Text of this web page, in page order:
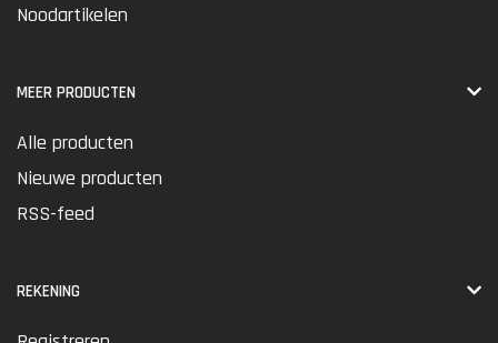
Noodartikelen
MEER PRODUCTEN
Alle producten
Nieuwe producten
RSS-feed
REKENING